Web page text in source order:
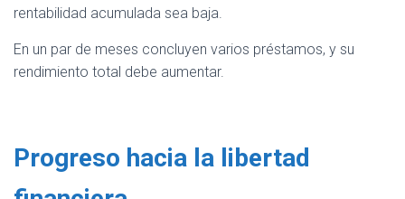
rentabilidad acumulada sea baja.
En un par de meses concluyen varios préstamos, y su
rendimiento total debe aumentar.
Progreso hacia la libertad